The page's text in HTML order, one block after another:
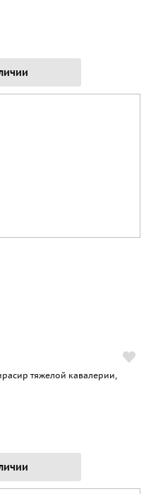
тяжелой кавалерии,